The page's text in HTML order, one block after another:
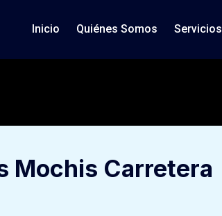
Inicio Quiénes Somos Servicios
Mochis Carretera